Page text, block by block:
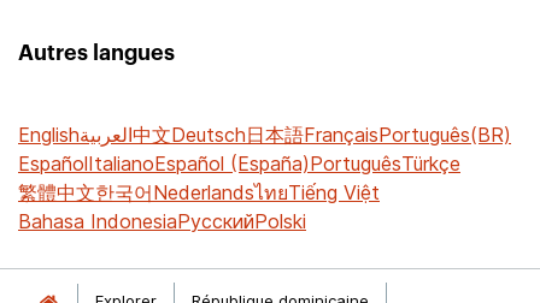
Autres langues
Englishالعربية中文Deutsch日本語FrançaisPortuguês(BR)
EspañolItalianoEspañol (España)PortuguêsTürkçe
繁體中文한국어NederlandsไทยTiếng Việt
Bahasa IndonesiaРусскийPolski